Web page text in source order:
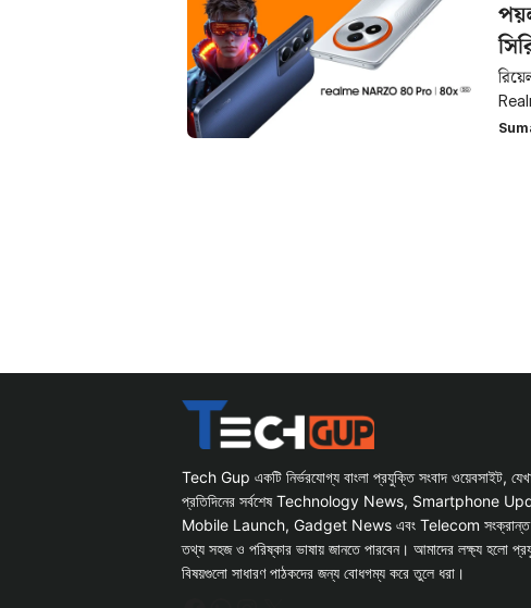
Tech Gup একটি নির্ভরযোগ্য বাংলা প্রযুক্তি সংবাদ ওয়েবসাইট,
প্রতিদিনের সর্বশেষ Technology News, Smartphone
Mobile Launch, Gadget News এবং Telecom সংক্রান্ত
তথ্য সহজ ও পরিষ্কার ভাষায় জানতে পারবেন। আমাদের লক্ষ্য হলো
বিষয়গুলো সাধারণ পাঠকদের জন্য বোধগম্য করে তুলে ধরা।